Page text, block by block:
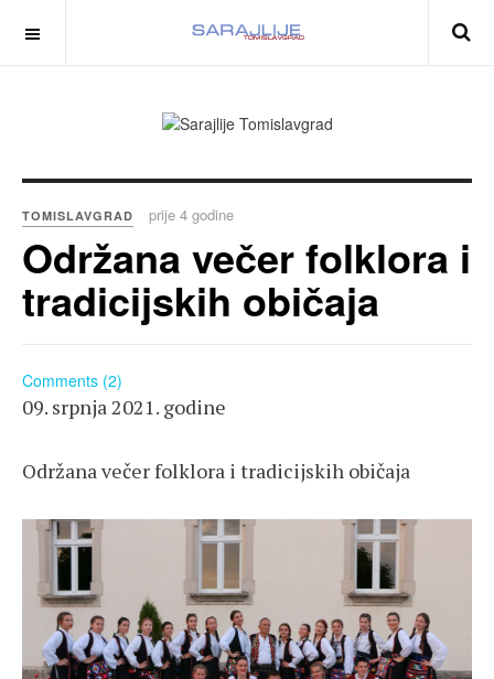
TOMISLAVGRAD prije 4 godine
Održana večer folklora i
tradicijskih običaja
Comments (2)
09. srpnja 2021. godine
Održana večer folklora i tradicijskih običaja